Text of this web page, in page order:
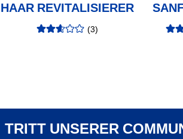
HAAR REVITALISIERER
Bewertung: (3)
TRITT UNSERER